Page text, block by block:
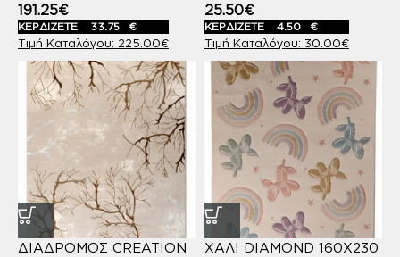
225.00€
191.25€
ΚΕΡΔΙΖΕΤΕ 33.75 €
30.00€
25.50€
ΚΕΡΔΙΖΕΤΕ 4.50 €
ΔΙΑΔΡΟΜΟΣ CREATION
ΧΑΛΙ DIAMOND 160X230